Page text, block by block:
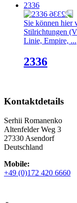
2336
Sie können hier
Stilrichtungen
Linie, Empire, ...
2336
Kontaktdetails
Serhii Romanenko
Altenfelder Weg 3
27330 Asendorf
Deutschland
Mobile:
+49 (0)172 420 6660